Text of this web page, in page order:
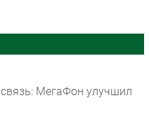
МегаФон улучшил